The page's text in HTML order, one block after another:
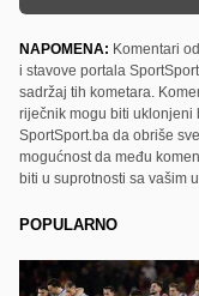
NAPOMENA: Komentari
i stavove portala
sadržaj tih kometara.
riječnik mogu biti uklonjeni
SportSport.ba da obriše
mogućnost da među
biti u suprotnosti sa vašim
POPULARNO